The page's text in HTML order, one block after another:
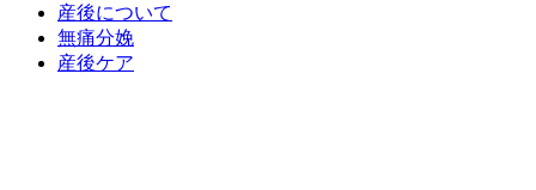
産後について
無痛分娩
産後ケア